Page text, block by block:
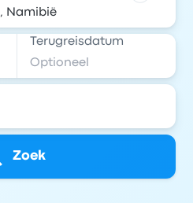
Terugreisdatum
Zoek